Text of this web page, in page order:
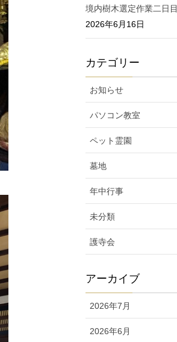
境内樹木選定作業二日目
2026年6月16日
カテゴリー
お知らせ
パソコン教室
ペット霊園
墓地
年中行事
未分類
護寺会
アーカイブ
2026年7月
2026年6月